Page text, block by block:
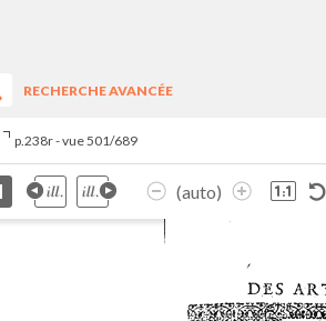
RECHERCHE AVANCÉE
p.238r - vue 501/689
(auto)